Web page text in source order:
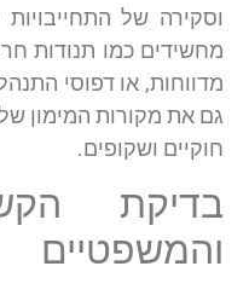
וסקירה של
מחשידים כמו תנודות
מדווחות, או דפוסי
גם את מקורות המימון
חוקיים ושקופים.
בדיקת
והמשפטיים